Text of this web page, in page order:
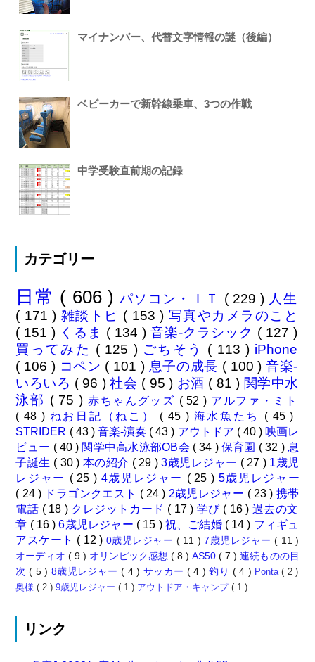
マイナンバー、代替文字情報の謎（後編）
ベビーカーで新幹線乗車、3つの作戦
中学受験直前期の記録
カテゴリー
日常 ( 606 )パソコン・ＩＴ ( 229 ) 人生
( 171 ) 雑談トピ ( 153 ) 写真やカメラのこと
( 151 ) くるま ( 134 ) 音楽-クラシック ( 127 )
買ってみた ( 125 ) ごちそう ( 113 ) iPhone
( 106 ) コペン ( 101 ) 息子の成長 ( 100 )音楽-
いろいろ ( 96 )社会 ( 95 ) お酒 ( 81 ) 関学中水
泳部 ( 75 ) 赤ちゃんグッズ ( 52 ) アルファ・ミト
( 48 ) ねお日記（ねこ） ( 45 ) 海水魚たち ( 45 )
STRIDER ( 43 ) 音楽-演奏 ( 43 ) アウトドア ( 40 ) 映画レ
ビュー ( 40 ) 関学中高水泳部OB会 ( 34 ) 保育園 ( 32 ) 息
子誕生 ( 30 ) 本の紹介 ( 29 )3歳児レジャー ( 27 ) 1歳児
レジャー ( 25 ) 4歳児レジャー ( 25 ) 5歳児レジャー
( 24 ) ドラゴンクエスト ( 24 ) 2歳児レジャー ( 23 ) 携帯
電話 ( 18 ) クレジットカード ( 17 ) 学び ( 16 ) 過去の文
章 ( 16 )6歳児レジャー ( 15 ) 祝、ご結婚 ( 14 ) フィギュ
アスケート ( 12 ) 0歳児レジャー ( 11 )7歳児レジャー( 11 )
オーディオ ( 9 ) オリンピック感想( 8 )AS50( 7 )連続ものの目
次( 5 ) 8歳児レジャー( 4 ) サッカー ( 4 )釣り ( 4 ) Ponta( 2 )
奥様( 2 )9歳児レジャー( 1 ) アウトドア・キャンプ( 1 )
リンク